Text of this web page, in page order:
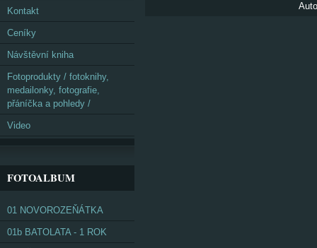
Kontakt
Ceníky
Návštěvní kniha
Fotoprodukty / fotoknihy,
medailonky, fotografie,
přáníčka a pohledy /
Video
FOTOALBUM
01 NOVOROZEŇÁTKA
01b BATOLATA - 1 ROK